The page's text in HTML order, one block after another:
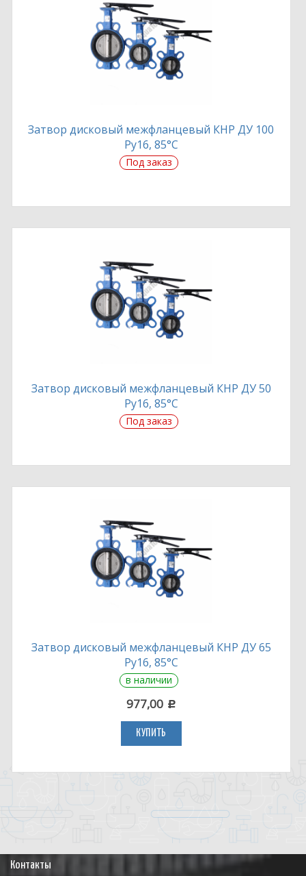
Затвор дисковый межфланцевый КНР ДУ 100
Ру16, 85°С
Под заказ
Затвор дисковый межфланцевый КНР ДУ 50
Ру16, 85°С
Под заказ
Затвор дисковый межфланцевый КНР ДУ 65
Ру16, 85°С
в наличии
977,00 c
КУПИТЬ
Контакты